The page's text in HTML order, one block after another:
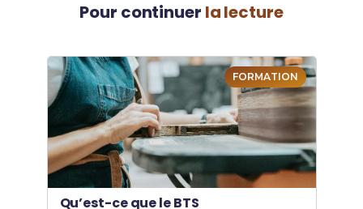
Pour continuer la lecture
FORMATION
Qu’est-ce que le BTS